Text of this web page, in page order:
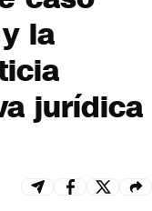
la
jurídica